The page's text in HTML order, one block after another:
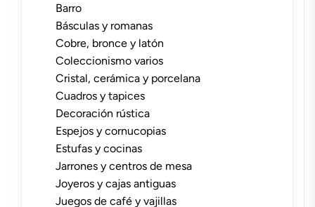
Barro
Básculas y romanas
Cobre, bronce y latón
Coleccionismo varios
Cristal, cerámica y porcelana
Cuadros y tapices
Decoración rústica
Espejos y cornucopias
Estufas y cocinas
Jarrones y centros de mesa
Joyeros y cajas antiguas
Juegos de café y vajillas